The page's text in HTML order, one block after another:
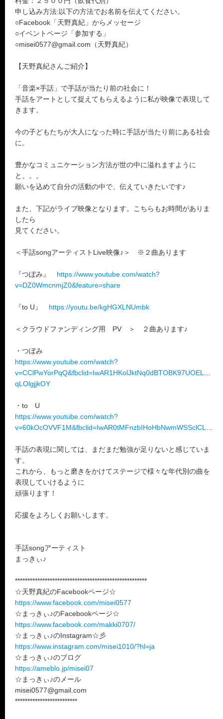
申し込み方法:以下の方法でお名前を伝えてください。
○Facebook「天野真紀」からメッセージ
○イベントページ「参加する」
○misei0577@gmail.com（天野真紀）
【天野真紀さんご紹介】
「音楽×手話」で手話が当たり前の社会に！
手話をアートとして捉えてもらえるように私が映像で表現して
きます。
今の子どもたちが大人になった時に手話が当たり前にある社会
に。
豊かなコミュニケーション方法が世の中に溢れますように
と。。。
願いを込めて自分の活動の中で、伝えていきたいです♪
また、下記がライブ映像となります。こちらもお時間がありま
したら
見てください。
＜手話songアーティストLive映像♪＞ ※２曲あります
『つぼみ』 https://www.youtube.com/watch?
v=DZ0WmcnmjZ0&feature=share
『to U』 https://youtu.be/kgHGXLNUmbk
＜クラウドファンディング用 PV ＞ ２曲あります♪
・つぼみ
https://www.youtube.com/watch?
qLOlgjjkOY
・to U
https://www.youtube.com/watch?
v=60kOcOVVF1M&fbclid=IwAR0tMFnzbIHoHbNwmWSSclCLEL8cEWzx73fqsrvT6OrOULhJAYcFrbwNLyQ
手話の表現に関しては、まだまだ勉強が足りないと感じていま
す。
これから、もっと磨きをかけてステージで様々な年代別の曲を
表現していけるように
頑張ります！
応援をよろしくお願いします。
手話songアーティスト
まっきぃ♪
*****************************************************
☆天野真紀のFacebookページ☆
https://www.facebook.com/misei0577
☆まっきぃ♪のFacebookページ☆
https://www.facebook.com/makki0707/
☆まっきぃ♪のInstagram☆彡
https://www.instagram.com/misei1010/?hl=ja
☆まっきぃ♪のブログ
https://ameblo.jp/misei07
☆まっきぃ♪のメール
misei0577@gmail.com
*************************